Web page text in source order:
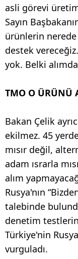
asli görevi
Sayın
ürünlerin
destek
yok. Belki
TMO O ÜRÜNÜ
Bakan Çelik
ekilmez. 45
mısır değil,
adam ısrarla
alım
Rusya'nın
talebinde
denetim
Türkiye'nin
vurguladı.